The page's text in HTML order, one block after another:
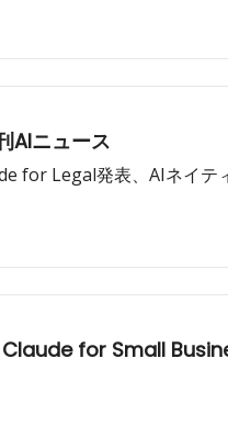
AIニュース
for Legal発表、AIネイ
for Small